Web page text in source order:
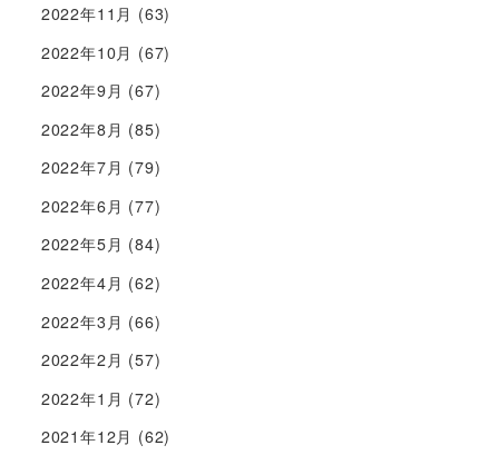
2022年11月 (63)
2022年10月 (67)
2022年9月 (67)
2022年8月 (85)
2022年7月 (79)
2022年6月 (77)
2022年5月 (84)
2022年4月 (62)
2022年3月 (66)
2022年2月 (57)
2022年1月 (72)
2021年12月 (62)